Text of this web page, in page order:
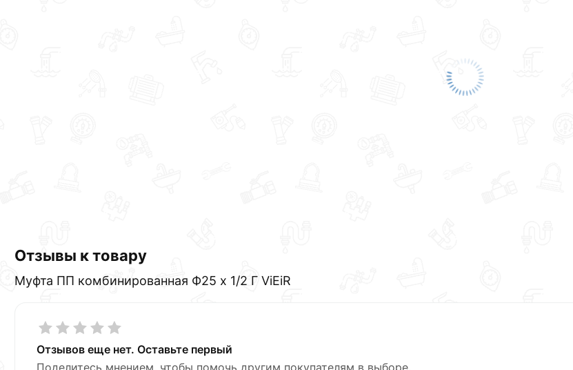
Отзывы к товару
Муфта ПП комбинированная Ф25 х 1/2 Г ViEiR
Отзывов еще нет. Оставьте первый
Поделитесь мнением, чтобы помочь другим покупателям в выборе.